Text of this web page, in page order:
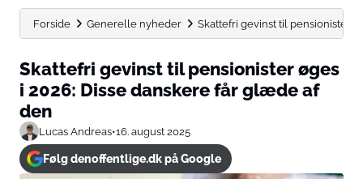
Forside Generelle nyheder Skattefri gevinst til pensionister
Skattefri gevinst til pensionister øges
i 2026: Disse danskere får glæde af
den
Lucas Andreas•16. august 2025
Følg denoffentlige.dk på Google